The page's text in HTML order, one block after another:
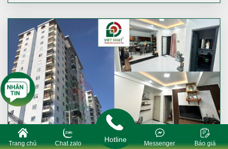
Trang chủ Chat zalo Báo giá
Messenger
Hotline